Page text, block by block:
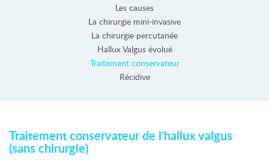
Les causes
La chirurgie mini-invasive
La chirurgie percutanée
Hallux Valgus évolué
Traitement conservateur
Récidive
Traitement conservateur de l’hallux valgus
(sans chirurgie)